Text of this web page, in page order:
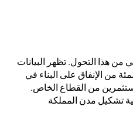
من هذا التحول. تظهر البيانات
ما يقرب من 38 في المئة من الإنفاق على البناء في
من القطاع الخاص.
تشكيل مدن المملكة